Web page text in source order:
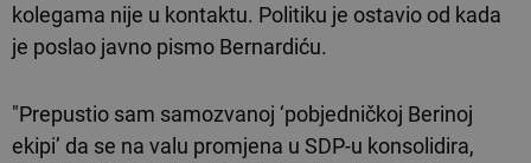
kolegama nije u kontaktu. Politiku je ostavio od kada
je poslao javno pismo Bernardiću.
"Prepustio sam samozvanoj ‘pobjedničkoj Berinoj
ekipi’ da se na valu promjena u SDP-u konsolidira,